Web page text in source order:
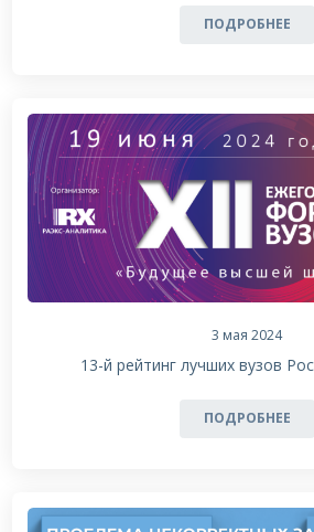
ПОДРОБНЕЕ
3 мая 2024
13-й рейтинг лучших вузов
ПОДРОБНЕЕ